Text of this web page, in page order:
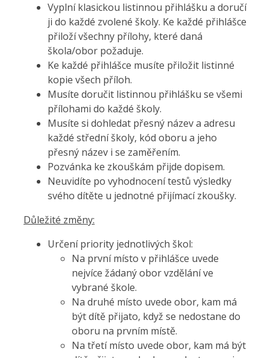
Vyplní klasickou listinnou přihlášku a doručí
ji do každé zvolené školy. Ke každé přihlášce
přiloží všechny přílohy, které daná
škola/obor požaduje.
Ke každé přihlášce musíte přiložit listinné
kopie všech příloh.
Musíte doručit listinnou přihlášku se všemi
přílohami do každé školy.
Musíte si dohledat přesný název a adresu
každé střední školy, kód oboru a jeho
přesný název i se zaměřením.
Pozvánka ke zkouškám přijde dopisem.
Neuvidíte po vyhodnocení testů výsledky
svého dítěte u jednotné přijímací zkoušky.
Důležité změny:
Určení priority jednotlivých škol:
Na první místo v přihlášce uvede
nejvíce žádaný obor vzdělání ve
vybrané škole.
Na druhé místo uvede obor, kam má
být dítě přijato, když se nedostane do
oboru na prvním místě.
Na třetí místo uvede obor, kam má být